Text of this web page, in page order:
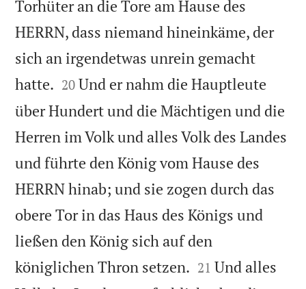
Torhüter an die Tore am Hause des
HERRN, dass niemand hineinkäme, der
sich an irgendetwas unrein gemacht
hatte. 

20 Und er nahm die Hauptleute
über Hundert und die Mächtigen und die
Herren im Volk und alles Volk des Landes
und führte den König vom Hause des
HERRN hinab; und sie zogen durch das
obere Tor in das Haus des Königs und
ließen den König sich auf den
königlichen Thron setzen. 

21 Und alles